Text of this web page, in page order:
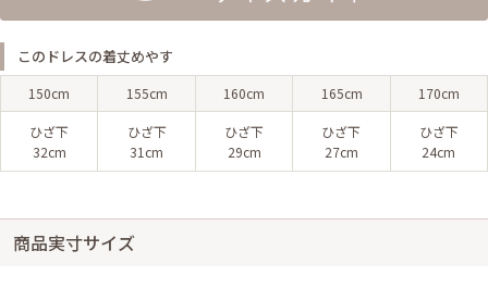
このドレスの着丈めやす
150cm 155cm 160cm 165cm 170cm
ひざ下
32cm
ひざ下
31cm
ひざ下
29cm
ひざ下
27cm
ひざ下
24cm
商品実寸サイズ